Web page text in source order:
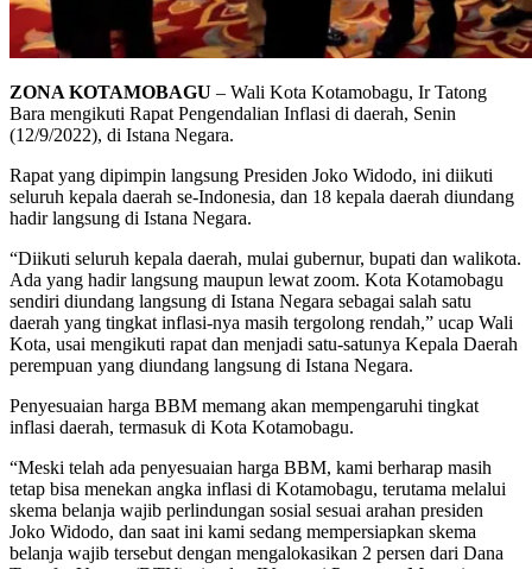
ZONA KOTAMOBAGU – Wali Kota Kotamobagu, Ir Tatong
Bara mengikuti Rapat Pengendalian Inflasi di daerah, Senin
(12/9/2022), di Istana Negara.
Rapat yang dipimpin langsung Presiden Joko Widodo, ini diikuti
seluruh kepala daerah se-Indonesia, dan 18 kepala daerah diundang
hadir langsung di Istana Negara.
“Diikuti seluruh kepala daerah, mulai gubernur, bupati dan walikota.
Ada yang hadir langsung maupun lewat zoom. Kota Kotamobagu
sendiri diundang langsung di Istana Negara sebagai salah satu
daerah yang tingkat inflasi-nya masih tergolong rendah,” ucap Wali
Kota, usai mengikuti rapat dan menjadi satu-satunya Kepala Daerah
perempuan yang diundang langsung di Istana Negara.
Penyesuaian harga BBM memang akan mempengaruhi tingkat
inflasi daerah, termasuk di Kota Kotamobagu.
“Meski telah ada penyesuaian harga BBM, kami berharap masih
tetap bisa menekan angka inflasi di Kotamobagu, terutama melalui
skema belanja wajib perlindungan sosial sesuai arahan presiden
Joko Widodo, dan saat ini kami sedang mempersiapkan skema
belanja wajib tersebut dengan mengalokasikan 2 persen dari Dana